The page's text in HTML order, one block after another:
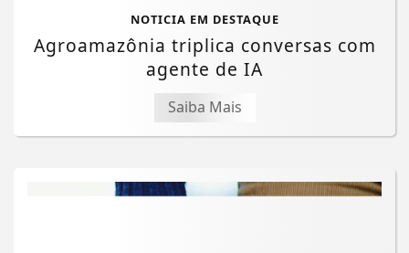
NOTICIA EM DESTAQUE
Agroamazônia triplica conversas com
agente de IA
Saiba Mais